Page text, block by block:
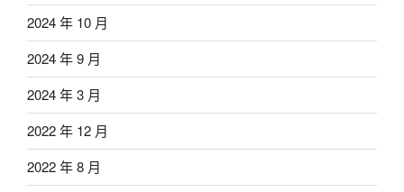
2024 年 10 月
2024 年 9 月
2024 年 3 月
2022 年 12 月
2022 年 8 月